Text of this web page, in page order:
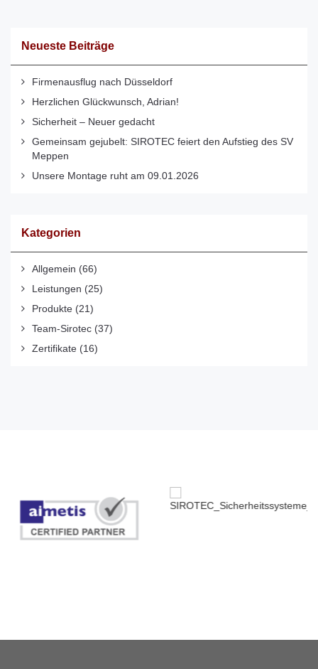
Neueste Beiträge
Firmenausflug nach Düsseldorf
Herzlichen Glückwunsch, Adrian!
Sicherheit – Neuer gedacht
Gemeinsam gejubelt: SIROTEC feiert den Aufstieg des SV
Meppen
Unsere Montage ruht am 09.01.2026
Kategorien
Allgemein (66)
Leistungen (25)
Produkte (21)
Team-Sirotec (37)
Zertifikate (16)